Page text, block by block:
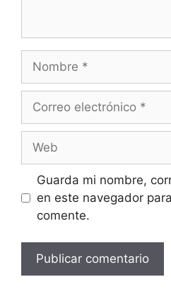
Guarda mi nombre,
en este navegador
comente.